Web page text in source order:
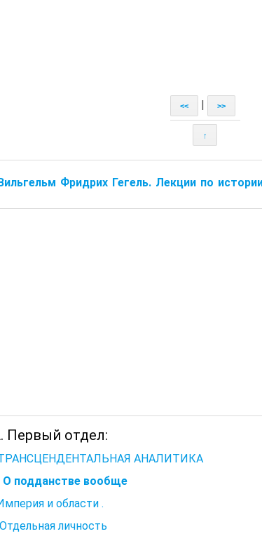
<< >>
↑
Фридрих Гегель. Лекции по
Первый отдел:
ТРАНСЦЕНДЕНТАЛЬНАЯ АНАЛИТИКА
О подданстве вообще
и области .
личность